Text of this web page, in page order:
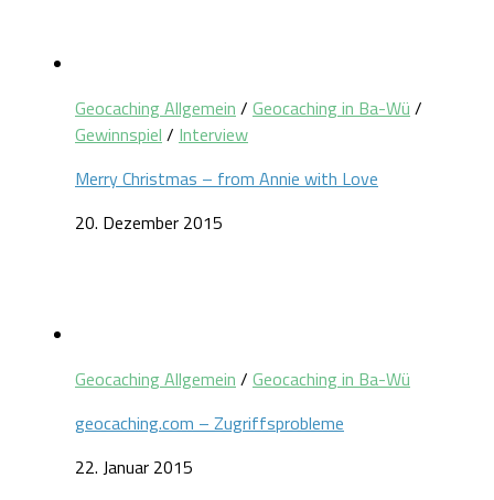
Geocaching Allgemein / Geocaching in Ba-Wü /
Gewinnspiel / Interview
Merry Christmas – from Annie with Love
20. Dezember 2015
Geocaching Allgemein / Geocaching in Ba-Wü
geocaching.com – Zugriffsprobleme
22. Januar 2015